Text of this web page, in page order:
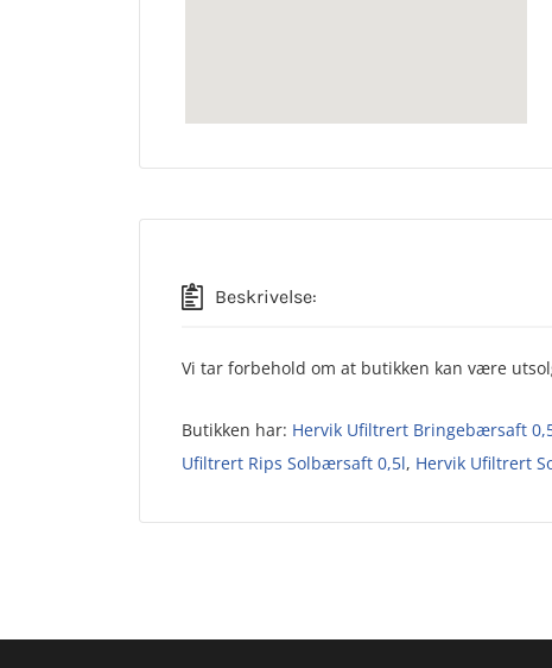
Beskrivelse:
Vi tar forbehold om at butikken kan være
Butikken har: Hervik Ufiltrert Bringebærsaft
Ufiltrert Rips Solbærsaft 0,5l, Hervik Ufiltrert